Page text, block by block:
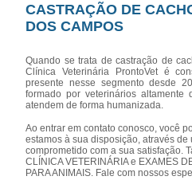
CASTRAÇÃO DE
DOS CAMPOS
Quando se trata de castração de
Clínica Veterinária ProntoVet é
presente nesse segmento desde
formado por veterinários altamente
atendem de forma humanizada.
Ao entrar em contato conosco, você
estamos à sua disposição, através
comprometido com a sua satisfação.
CLÍNICA VETERINÁRIA e EXAMES
PARA ANIMAIS. Fale com nossos